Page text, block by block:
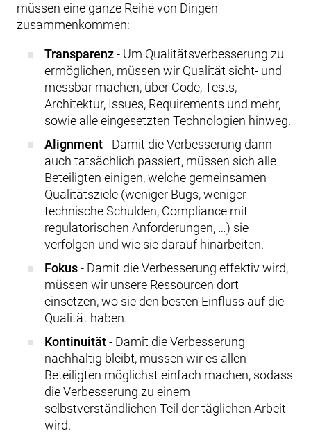
müssen eine ganze Reihe von Dingen
zusammenkommen:
Transparenz- Um Qualitätsverbesserung zu
ermöglichen, müssen wir Qualität sicht- und
messbar machen, über Code, Tests,
Architektur, Issues, Requirements und mehr,
sowie alle eingesetzten Technologien hinweg.
Alignment- Damit die Verbesserung dann
auch tatsächlich passiert, müssen sich alle
Beteiligten einigen, welche gemeinsamen
Qualitätsziele (weniger Bugs, weniger
technische Schulden, Compliance mit
regulatorischen Anforderungen, …) sie
verfolgen und wie sie darauf hinarbeiten.
Fokus- Damit die Verbesserung effektiv wird,
müssen wir unsere Ressourcen dort
einsetzen, wo sie den besten Einfluss auf die
Qualität haben.
Kontinuität- Damit die Verbesserung
nachhaltig bleibt, müssen wir es allen
Beteiligten möglichst einfach machen, sodass
die Verbesserung zu einem
selbstverständlichen Teil der täglichen Arbeit
wird.